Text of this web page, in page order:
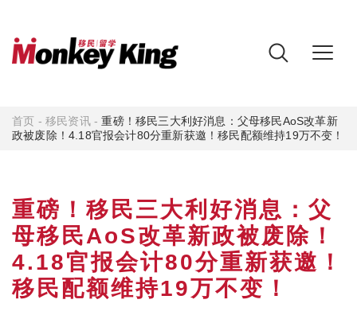
首页 -移民资讯-重磅！移民三大利好消息：父母移民AoS改革新
政被废除！4.18官报会计80分重新获邀！移民配额维持19万不变！
重磅！移民三大利好消息：父
母移民AoS改革新政被废除！
4.18官报会计80分重新获邀！
移民配额维持19万不变！